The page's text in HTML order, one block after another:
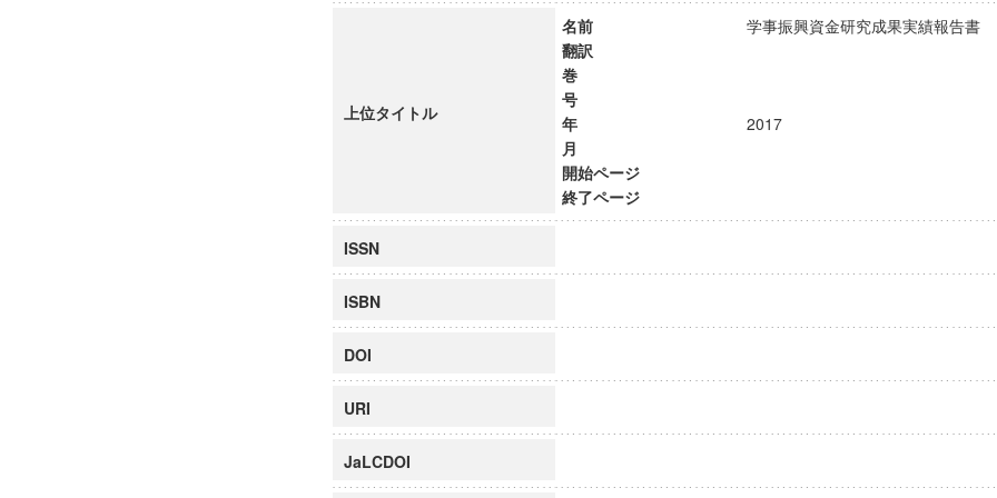
上位タイトル
名前
学事振興資金研究成果実績報告
翻訳
巻
号
年
2017
月
開始ページ
終了ページ
ISSN
ISBN
DOI
URI
JaLCDOI